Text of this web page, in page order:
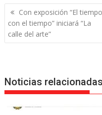
Navegación
de
entradas
Con exposición “El tiempo
con el tiempo” iniciará “La
calle del arte”
Noticias relacionadas